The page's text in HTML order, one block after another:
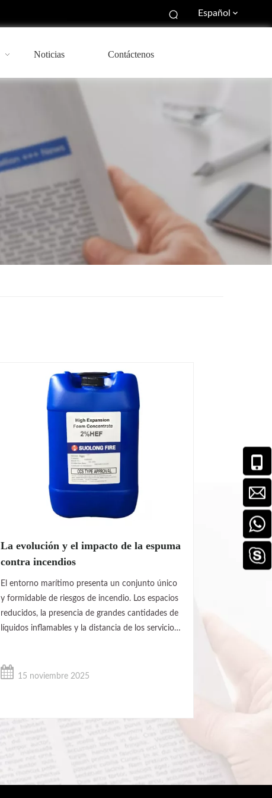
Español
Noticias Contáctenos
La evolución y el impacto de la espuma
contra incendios
El entorno marítimo presenta un conjunto único
y formidable de riesgos de incendio. Los espacios
reducidos, la presencia de grandes cantidades de
líquidos inflamables y la distancia de los servicios
rápidamente en un evento catastrófico. En este
15 noviembre 2025